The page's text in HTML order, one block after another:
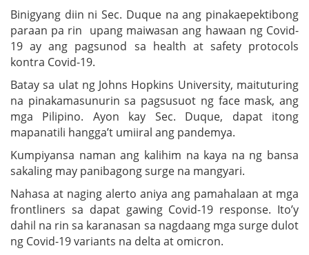
Binigyang diin ni Sec. Duque na ang pinakaepektibong
paraan pa rin upang maiwasan ang hawaan ng Covid-
19 ay ang pagsunod sa health at safety protocols
kontra Covid-19.
Batay sa ulat ng Johns Hopkins University, maituturing
na pinakamasunurin sa pagsusuot ng face mask, ang
mga Pilipino. Ayon kay Sec. Duque, dapat itong
mapanatili hangga’t umiiral ang pandemya.
Kumpiyansa naman ang kalihim na kaya na ng bansa
sakaling may panibagong surge na mangyari.
Nahasa at naging alerto aniya ang pamahalaan at mga
frontliners sa dapat gawing Covid-19 response. Ito’y
dahil na rin sa karanasan sa nagdaang mga surge dulot
ng Covid-19 variants na delta at omicron.